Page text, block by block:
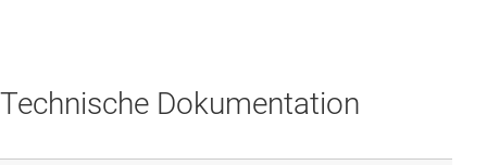
Technische Dokumentation